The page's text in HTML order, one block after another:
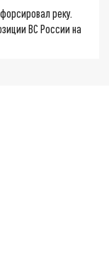
реку.
ВС России на